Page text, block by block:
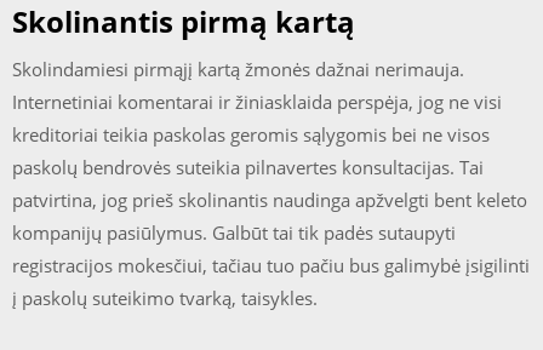
Skolinantis pirmą kartą
Skolindamiesi pirmąjį kartą žmonės dažnai nerimauja.
Internetiniai komentarai ir žiniasklaida perspėja, jog ne visi
kreditoriai teikia paskolas geromis sąlygomis bei ne visos
paskolų bendrovės suteikia pilnavertes konsultacijas. Tai
patvirtina, jog prieš skolinantis naudinga apžvelgti bent keleto
kompanijų pasiūlymus. Galbūt tai tik padės sutaupyti
registracijos mokesčiui, tačiau tuo pačiu bus galimybė įsigilinti
į paskolų suteikimo tvarką, taisykles.